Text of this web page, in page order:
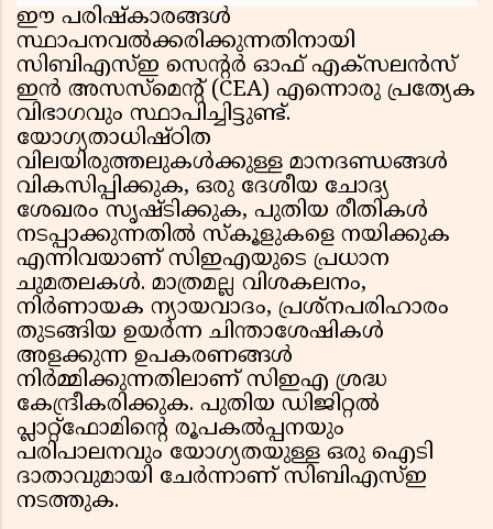
ഈ പരിഷ്കാരങ്ങൾ
സ്ഥാപനവൽക്കരിക്കുന്നതിനായി
സിബിഎസ്ഇ സെന്റർ ഓഫ് എക്സലൻസ്
ഇൻ അസസ്‌മെന്റ് (CEA) എന്നൊരു പ്രത്യേക
വിഭാഗവും സ്ഥാപിച്ചിട്ടുണ്ട്.
യോഗ്യതാധിഷ്ഠിത
വിലയിരുത്തലുകൾക്കുള്ള മാനദണ്ഡങ്ങൾ
വികസിപ്പിക്കുക, ഒരു ദേശീയ ചോദ്യ
ശേഖരം സൃഷ്ടിക്കുക, പുതിയ രീതികൾ
നടപ്പാക്കുന്നതിൽ സ്കൂളുകളെ നയിക്കുക
എന്നിവയാണ് സിഇഎയുടെ പ്രധാന
ചുമതലകൾ. മാത്രമല്ല വിശകലനം,
നിർണായക ന്യായവാദം, പ്രശ്‌നപരിഹാരം
തുടങ്ങിയ ഉയർന്ന ചിന്താശേഷികൾ
അളക്കുന്ന ഉപകരണങ്ങൾ
നിർമ്മിക്കുന്നതിലാണ് സിഇഎ ശ്രദ്ധ
കേന്ദ്രീകരിക്കുക. പുതിയ ഡിജിറ്റൽ
പ്ലാറ്റ്‌ഫോമിന്റെ രൂപകൽപ്പനയും
പരിപാലനവും യോഗ്യതയുള്ള ഒരു ഐടി
ദാതാവുമായി ചേർന്നാണ് സിബിഎസ്ഇ
നടത്തുക.